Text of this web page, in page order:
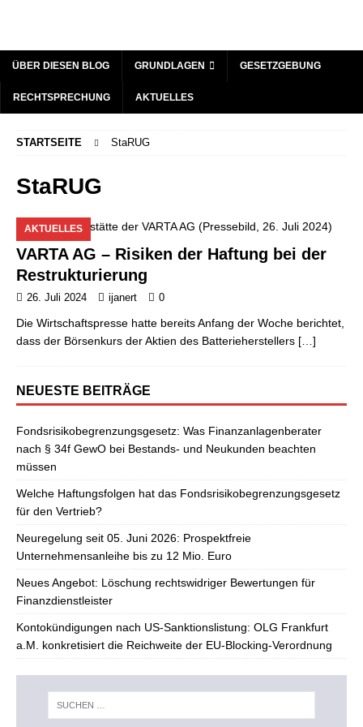
ÜBER DIESEN BLOG GRUNDLAGEN GESETZGEBUNG
RECHTSPRECHUNG AKTUELLES
STARTSEITE StaRUG
StaRUG
AKTUELLES
VARTA AG – Risiken der Haftung bei der
Restrukturierung
26. Juli 2024 ijanert 0
Die Wirtschaftspresse hatte bereits Anfang der Woche berichtet,
dass der Börsenkurs der Aktien des Batterieherstellers […]
NEUESTE BEITRÄGE
Fondsrisikobegrenzungsgesetz: Was Finanzanlagenberater
nach § 34f GewO bei Bestands- und Neukunden beachten
müssen
Welche Haftungsfolgen hat das Fondsrisikobegrenzungsgesetz
für den Vertrieb?
Neuregelung seit 05. Juni 2026: Prospektfreie
Unternehmensanleihe bis zu 12 Mio. Euro
Neues Angebot: Löschung rechtswidriger Bewertungen für
Finanzdienstleister
Kontokündigungen nach US-Sanktionslistung: OLG Frankfurt
a.M. konkretisiert die Reichweite der EU-Blocking-Verordnung